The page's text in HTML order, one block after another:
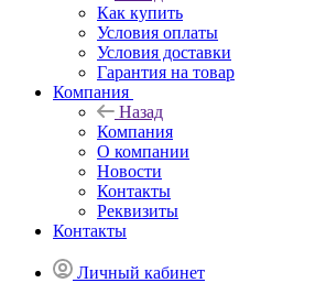
Как купить
Условия оплаты
Условия доставки
Гарантия на товар
Компания
Назад
Компания
О компании
Новости
Контакты
Реквизиты
Контакты
Личный кабинет